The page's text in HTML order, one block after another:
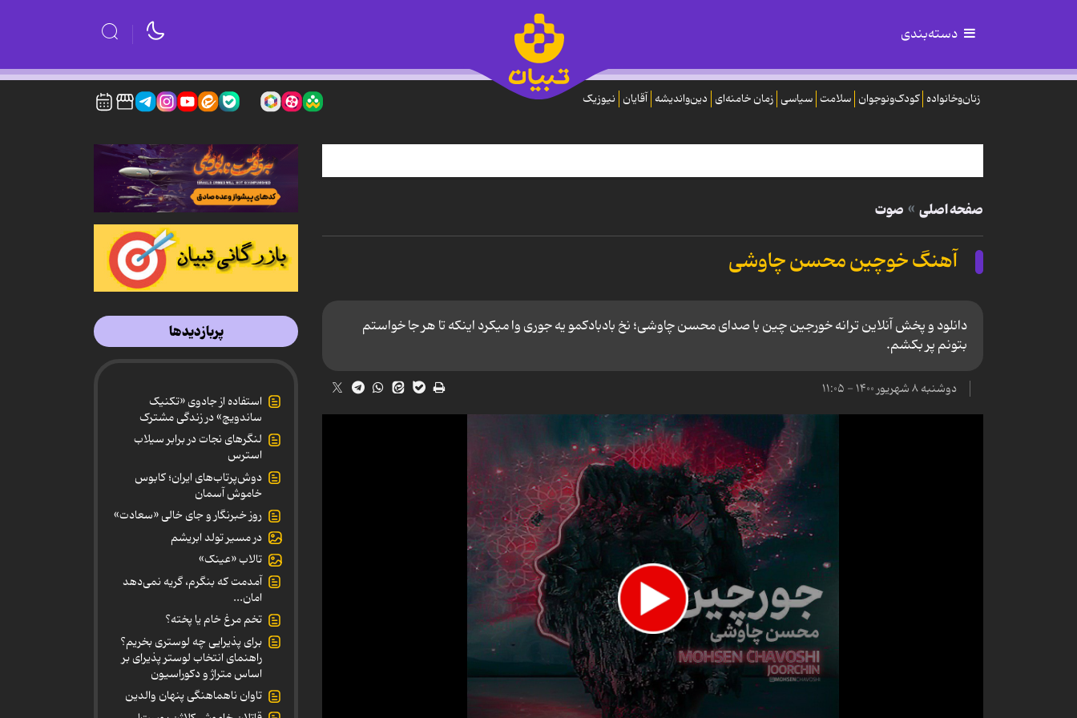
دسته‌بندی
زنان‌وخانواده کودک‌ونوجوان سلامت سیاسی زمان خامنه‌ای دین‌واندیشه آقایان نیوزیک
صفحه اصلی صوت
آهنگ خوچین محسن چاوشی
دانلود و پخش آنلاین ترانه خورجین چین با صدای محسن چاوشی؛ نخ بادبادکمو یه جوری وا میکرد اینکه تا هر جا خواستم
بتونم پر بکشم.
دوشنبه ۸ شهریور ۱۴۰۰ - ۱۱:۰۵
پربازدیدها
استفاده از جادوی «تکنیک
ساندویچ» در زندگی مشترک
لنگرهای نجات در برابر سیلاب
استرس
دوش‌پرتاب‌های ایران؛ کابوس
خاموش آسمان
روز خبرنگار و جای خالی «سعادت»
در مسیر تولد ابریشم
تالاب «عینک»
آمدمت که بنگرم، گریه نمی‌دهد
امان...
تخم مرغ خام یا پخته؟
برای پذیرایی چه لوستری بخریم؟
راهنمای انتخاب لوستر پذیرای بر
اساس متراژ و دکوراسیون
تاوان ناهماهنگی پنهان والدین